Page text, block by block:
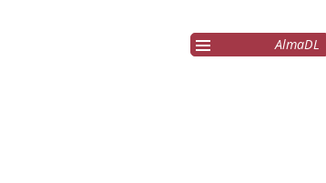
AlmaDL